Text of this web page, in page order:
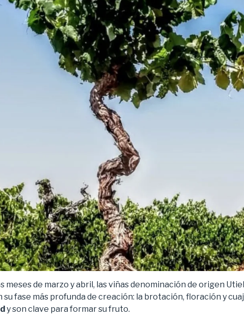
meses de marzo y abril, las viñas denominación de origen
su fase más profunda de creación: la brotación, floración y
y son clave para formar su fruto.